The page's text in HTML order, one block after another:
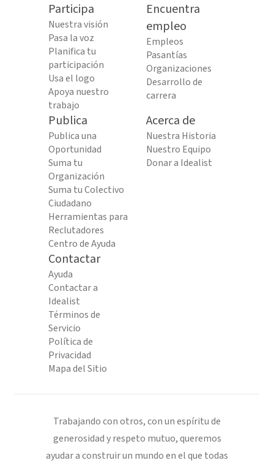
Participa
Nuestra visión
Pasa la voz
Planifica tu
participación
Usa el logo
Apoya nuestro
trabajo
Encuentra
empleo
Empleos
Pasantías
Organizaciones
Desarrollo de
carrera
Publica
Publica una
Oportunidad
Suma tu
Organización
Suma tu Colectivo
Ciudadano
Herramientas para
Reclutadores
Centro de Ayuda
Acerca de
Nuestra Historia
Nuestro Equipo
Donar a Idealist
Contactar
Ayuda
Contactar a
Idealist
Términos de
Servicio
Política de
Privacidad
Mapa del Sitio
Trabajando con otros, con un espíritu de
generosidad y respeto mutuo, queremos
ayudar a construir un mundo en el que todas